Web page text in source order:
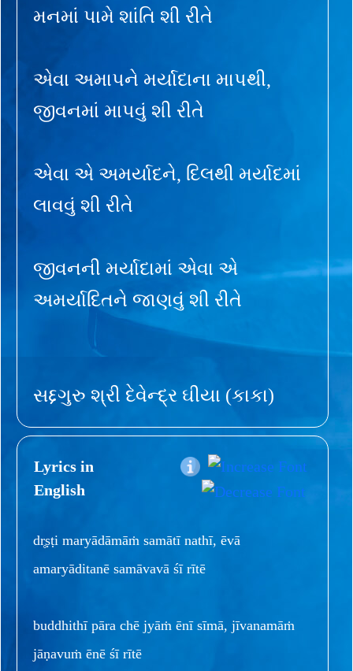
મનમાં પામે શાંતિ શી રીતે
એવા અમાપને મર્યાદાના માપથી,
જીવનમાં માપવું શી રીતે
એવા એ અમર્યાદને, દિલથી મર્યાદમાં
લાવવું શી રીતે
જીવનની મર્યાદામાં એવા એ
અમર્યાદિતને જાણવું શી રીતે
સદ્દગુરુ શ્રી દેવેન્દ્ર ઘીયા (કાકા)
Lyrics in
English
dr̥ṣṭi maryādāmāṁ samātī nathī, ēvā
amaryāditanē samāvavā śī rītē
buddhithī pāra chē jyāṁ ēnī sīmā, jīvanamāṁ
jāṇavuṁ ēnē śī rītē